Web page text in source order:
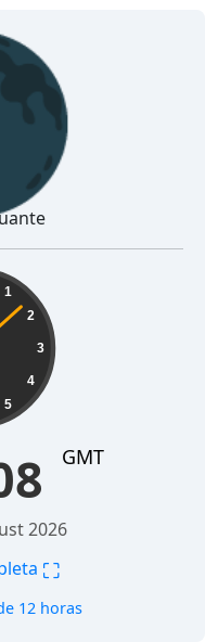
1
2
3
4
5
GMT
2026
⛶
12 horas